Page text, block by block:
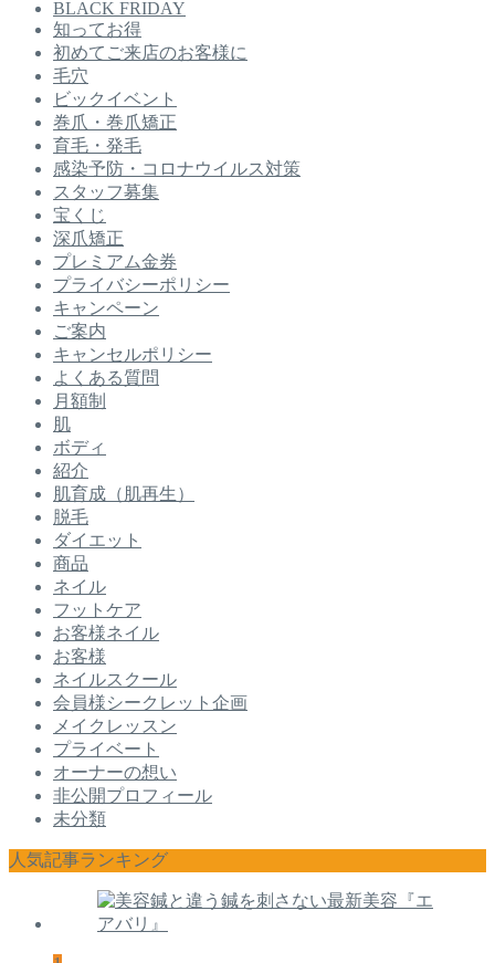
BLACK FRIDAY
知ってお得
初めてご来店のお客様に
毛穴
ビックイベント
巻爪・巻爪矯正
育毛・発毛
感染予防・コロナウイルス対策
スタッフ募集
宝くじ
深爪矯正
プレミアム金券
プライバシーポリシー
キャンペーン
ご案内
キャンセルポリシー
よくある質問
月額制
肌
ボディ
紹介
肌育成（肌再生）
脱毛
ダイエット
商品
ネイル
フットケア
お客様ネイル
お客様
ネイルスクール
会員様シークレット企画
メイクレッスン
プライベート
オーナーの想い
非公開プロフィール
未分類
人気記事ランキング